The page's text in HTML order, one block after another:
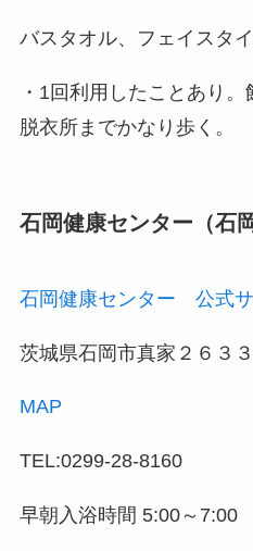
バスタオル、フェイスタイ
・1回利用したことあり
脱衣所までかなり歩く。
石岡健康センター（石
石岡健康センター 公式サ
茨城県石岡市真家２６３
MAP
TEL:0299-28-8160
早朝入浴時間 5:00～7:00